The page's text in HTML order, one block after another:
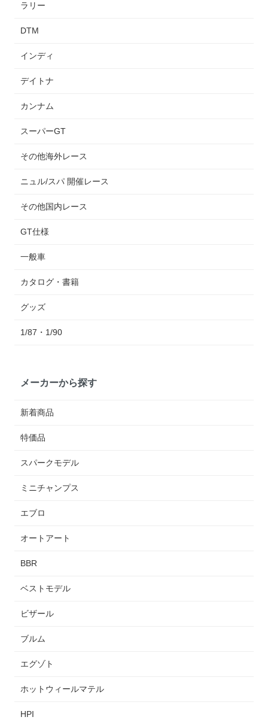
ラリー
DTM
インディ
デイトナ
カンナム
スーパーGT
その他海外レース
ニュル/スパ 開催レース
その他国内レース
GT仕様
一般車
カタログ・書籍
グッズ
1/87・1/90
メーカーから探す
新着商品
特価品
スパークモデル
ミニチャンプス
エブロ
オートアート
BBR
ベストモデル
ビザール
ブルム
エグゾト
ホットウィールマテル
HPI